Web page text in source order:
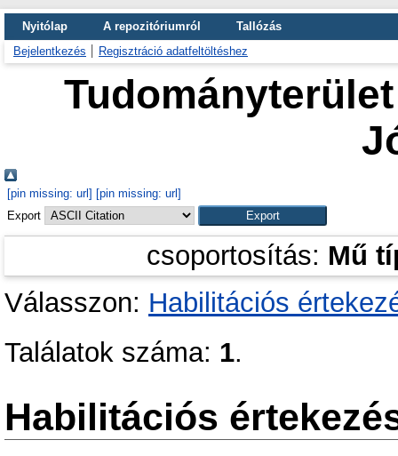
Nyitólap A repozitóriumról
Tallózás
Bejelentkezés
Regisztráció adatfeltöltéshez
[pin missing: url] [pin missing: url]
Export
csoportosítás: Mű
Válasszon: Habilitációs
Találatok száma: 1.
Habilitációs